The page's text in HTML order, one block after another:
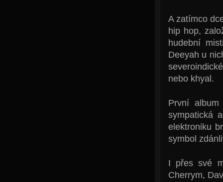
A zatímco
hip hop,
hudební
Deeyah u
nebo khyal.
První
sympatická
elektroniku
symbol
I přes své
Cherrym,